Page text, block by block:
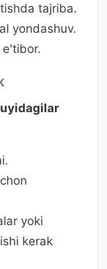
tajriba.
yondashuv.
yoki
kerak